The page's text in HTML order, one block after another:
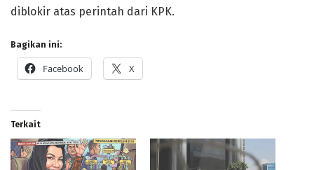
diblokir atas perintah dari KPK.
Bagikan ini:
Facebook X
Terkait